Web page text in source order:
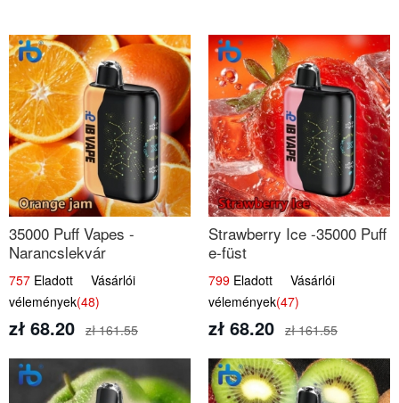
35000 Puff Vapes -
Narancslekvár
757 Eladott Vásárlói
vélemények(48)
zł 68.20 zł 161.55
Strawberry Ice -35000 Puff
e-füst
799 Eladott Vásárlói
vélemények(47)
zł 68.20 zł 161.55